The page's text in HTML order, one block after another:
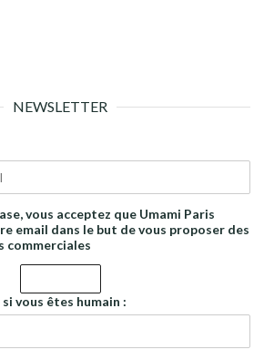
NEWSLETTER
vous acceptez que Umami Paris
email dans le but de vous proposer des
commerciales
vous êtes humain :